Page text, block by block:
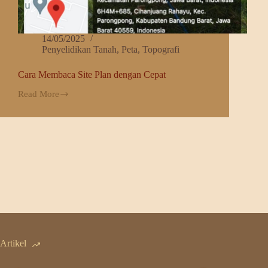
14/05/2025
Penyelidikan Tanah, Peta, Topografi
Cara Membaca Site Plan dengan Cepat
Read More
Cara
Site
Artikel